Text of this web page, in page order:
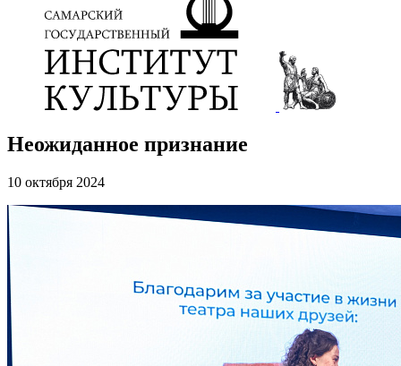
Неожиданное признание
10 октября 2024